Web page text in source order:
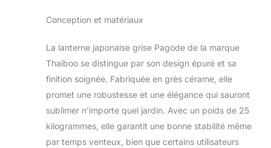
Conception et matériaux
La lanterne japonaise grise Pagode de la marque
Thaiboo se distingue par son design épuré et sa
finition soignée. Fabriquée en grès cérame, elle
promet une robustesse et une élégance qui sauront
sublimer n’importe quel jardin. Avec un poids de 25
kilogrammes, elle garantit une bonne stabilité même
par temps venteux, bien que certains utilisateurs